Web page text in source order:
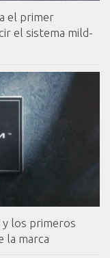
el primer
el sistema mild-
los primeros
la marca